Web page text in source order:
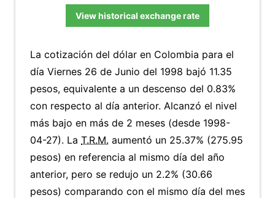
View historical exchange rate
La cotización del dólar en Colombia para el
día Viernes 26 de Junio del 1998 bajó 11.35
pesos, equivalente a un descenso del 0.83%
con respecto al día anterior. Alcanzó el nivel
más bajo en más de 2 meses (desde 1998-
04-27). La T.R.M. aumentó un 25.37% (275.95
pesos) en referencia al mismo día del año
anterior, pero se redujo un 2.2% (30.66
pesos) comparando con el mismo día del mes